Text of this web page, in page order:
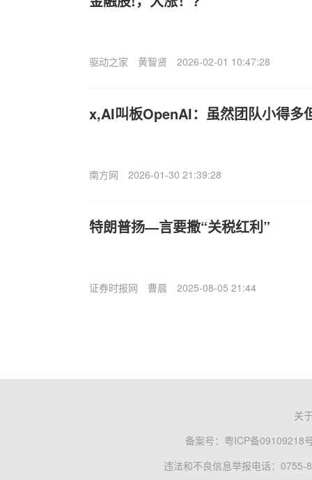
驱动之家 黄智贤 2026-02-01 10:47:28
x,AI叫板OpenAI：虽然团队小得多
南方网 2026-01-30 21:39:28
特朗普扬—言要撒“关税红利”
证券时报网 曹晨 2025-08-05 21:44
关
备案号： 粤ICP备09109218
违法和不良信息举报电话：0755-